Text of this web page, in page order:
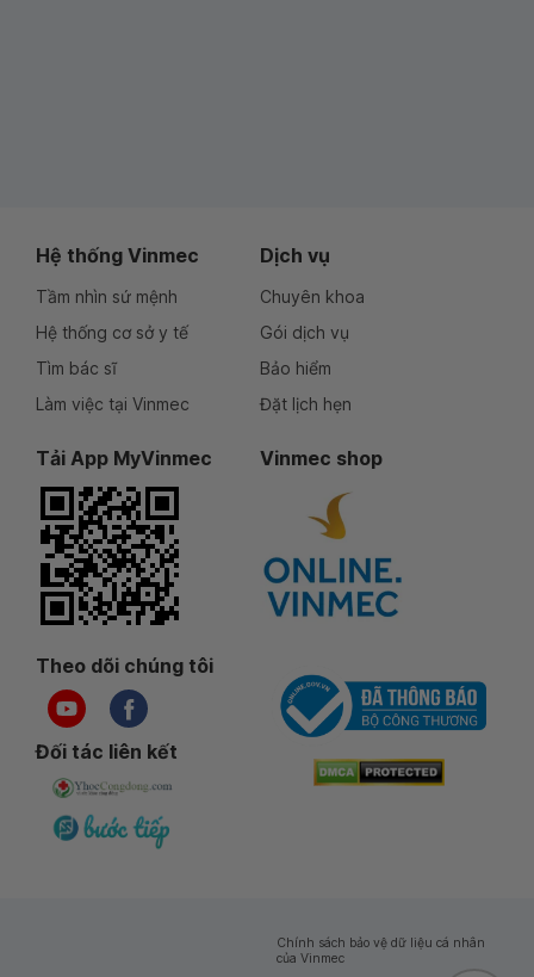
Hệ thống Vinmec
Tầm nhìn sứ mệnh
Hệ thống cơ sở y tế
Tìm bác sĩ
Làm việc tại Vinmec
Dịch vụ
Chuyên khoa
Gói dịch vụ
Bảo hiểm
Đặt lịch hẹn
Tải App MyVinmec Vinmec shop
Theo dõi chúng tôi
Đối tác liên kết
Chính sách bảo vệ dữ liệu cá nhân
của Vinmec